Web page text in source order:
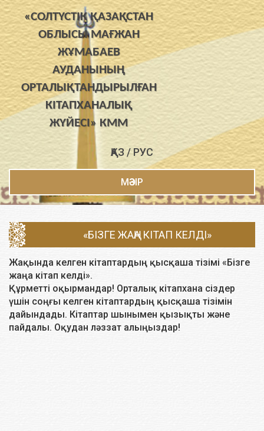
«СОЛТҮСТІК ҚАЗАҚСТАН
ОБЛЫСЫ МАҒЖАН
ЖҰМАБАЕВ
АУДАНЫНЫҢ
ОРТАЛЫҚТАНДЫРЫЛҒАН
КІТАПХАНАЛЫҚ
ЖҮЙЕСІ» КММ
ҚАЗ / РУС
МӘЗІР
«БІЗГЕ ЖАҢА КІТАП КЕЛДІ»
Жақында келген кітаптардың қысқаша тізімі «Бізге
жаңа кітап келді».
Құрметті оқырмандар! Орталық кітапхана сіздер
үшін соңғы келген кітаптардың қысқаша тізімін
дайындады. Кітаптар шынымен қызықты және
пайдалы. Оқудан ләззат алыңыздар!